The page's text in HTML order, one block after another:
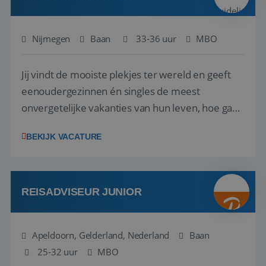
Nijmegen Baan 33-36 uur MBO
Jij vindt de mooiste plekjes ter wereld en geeft
eenoudergezinnen én singles de meest
onvergetelijke vakanties van hun leven, hoe gaaf
net zo goed thuis is in een onderhandeling als op
in Europa? Dan is dit jouw kans. A...
BEKIJK VACATURE
REISADVISEUR JUNIOR
Apeldoorn, Gelderland, Nederland
Baan
25-32 uur
MBO
5 maanden 4
weken
_GRECAPTCHA
Google Privacy Policy